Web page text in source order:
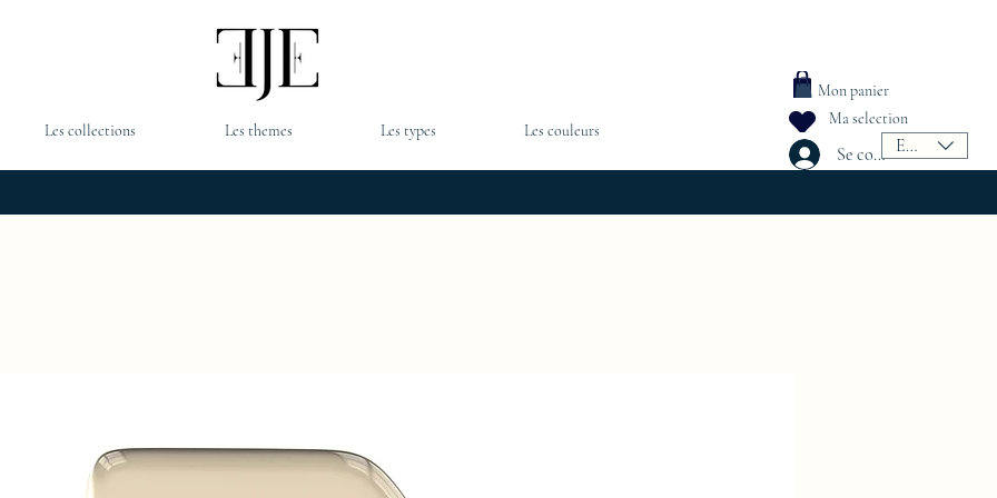
Les collections Les themes Les types Les couleurs
Mon panier
Ma selection
Se connecterEUR (€)